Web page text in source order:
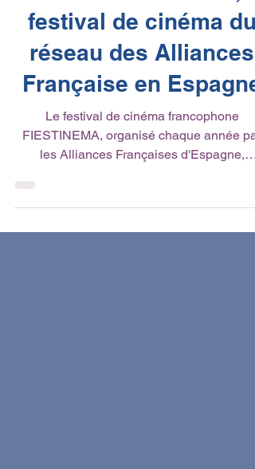
Actualité du réseau
FIESTINEMA 2024,
festival de cinéma du
réseau des Alliances
Française en Espagne
FIESTINEMA, organisé chaque année par